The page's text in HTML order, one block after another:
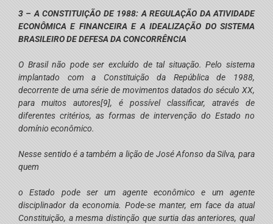
3 – A CONSTITUIÇÃO DE 1988: A REGULAÇÃO DA ATIVIDADE
ECONÔMICA E FINANCEIRA E A IDEALIZAÇÃO DO SISTEMA
BRASILEIRO DE DEFESA DA CONCORRÊNCIA
O Brasil não pode ser excluído de tal situação. Pelo sistema
implantado com a Constituição da República de 1988,
decorrente de uma série de movimentos datados do século XX,
para muitos autores[9], é possível classificar, através de
diferentes critérios, as formas de intervenção do Estado no
domínio econômico.
Nesse sentido é a também a lição de José Afonso da Silva, para
quem
o Estado pode ser um agente econômico e um agente
disciplinador da economia. Pode-se manter, em face da atual
Constituição, a mesma distinção que surtia das anteriores, qual